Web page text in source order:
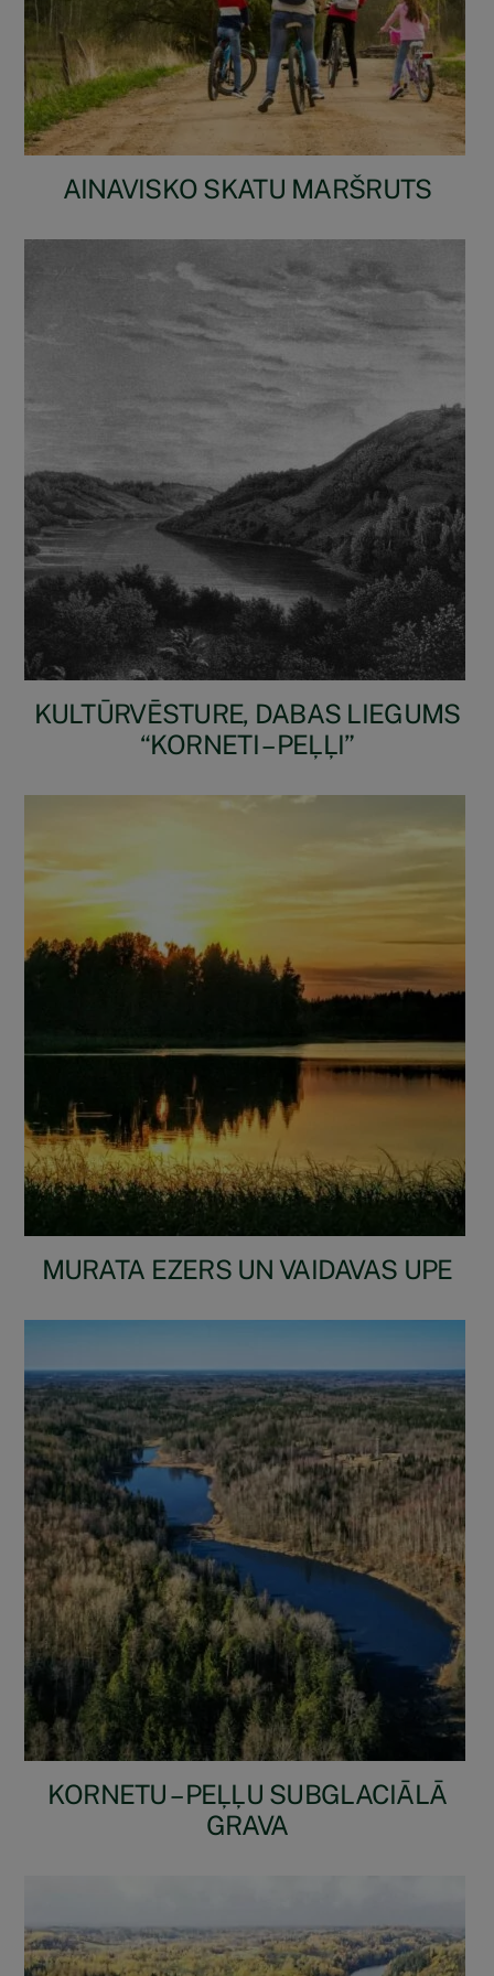
AINAVISKO SKATU MARŠRUTS
KULTŪRVĒSTURE, DABAS LIEGUMS
“KORNETI – PEĻĻI”
MURATA EZERS UN VAIDAVAS UPE
KORNETU – PEĻĻU SUBGLACIĀLĀ
GRAVA